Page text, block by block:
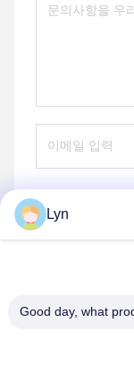
Lyn
Good day, what